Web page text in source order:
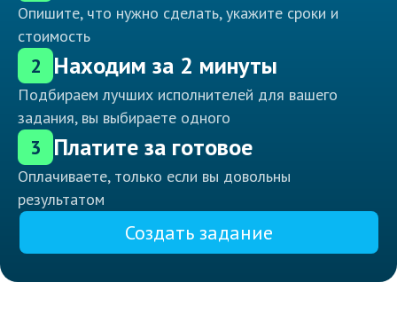
Опишите, что нужно сделать, укажите сроки и
стоимость
2 Находим за 2 минуты
Подбираем лучших исполнителей для вашего
задания, вы выбираете одного
3 Платите за готовое
Оплачиваете, только если вы довольны
результатом
Создать задание